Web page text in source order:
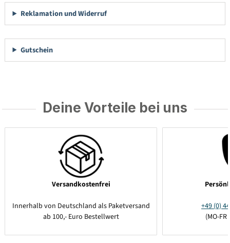
Reklamation und Widerruf
Gutschein
Deine Vorteile bei uns
Versandkostenfrei
Innerhalb von Deutschland als Paketversand
ab 100,- Euro Bestellwert
+49 (0)
(MO-